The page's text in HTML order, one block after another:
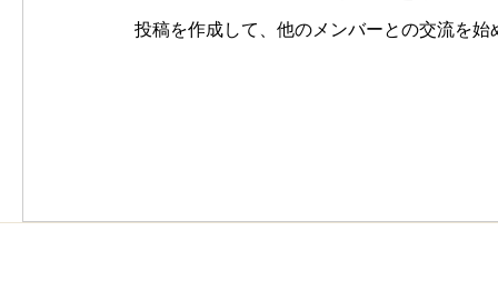
投稿を作成して、他のメンバーとの交流を始